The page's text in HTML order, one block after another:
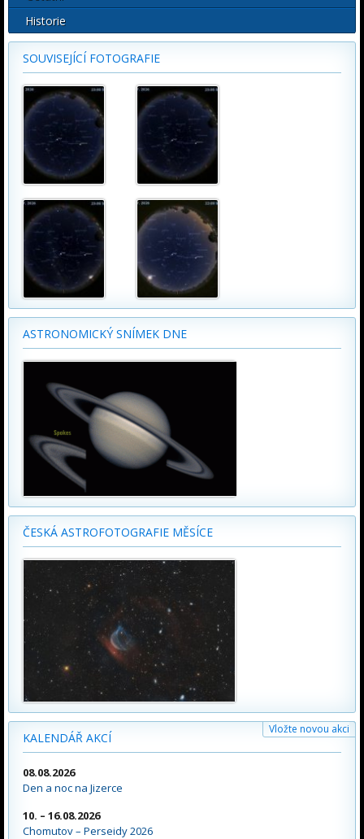
Historie
SOUVISEJÍCÍ FOTOGRAFIE
ASTRONOMICKÝ SNÍMEK DNE
ČESKÁ ASTROFOTOGRAFIE MĚSÍCE
KALENDÁŘ AKCÍ
Vložte novou akci
08.08.2026
Den a noc na Jizerce
10. – 16.08.2026
Chomutov – Perseidy 2026